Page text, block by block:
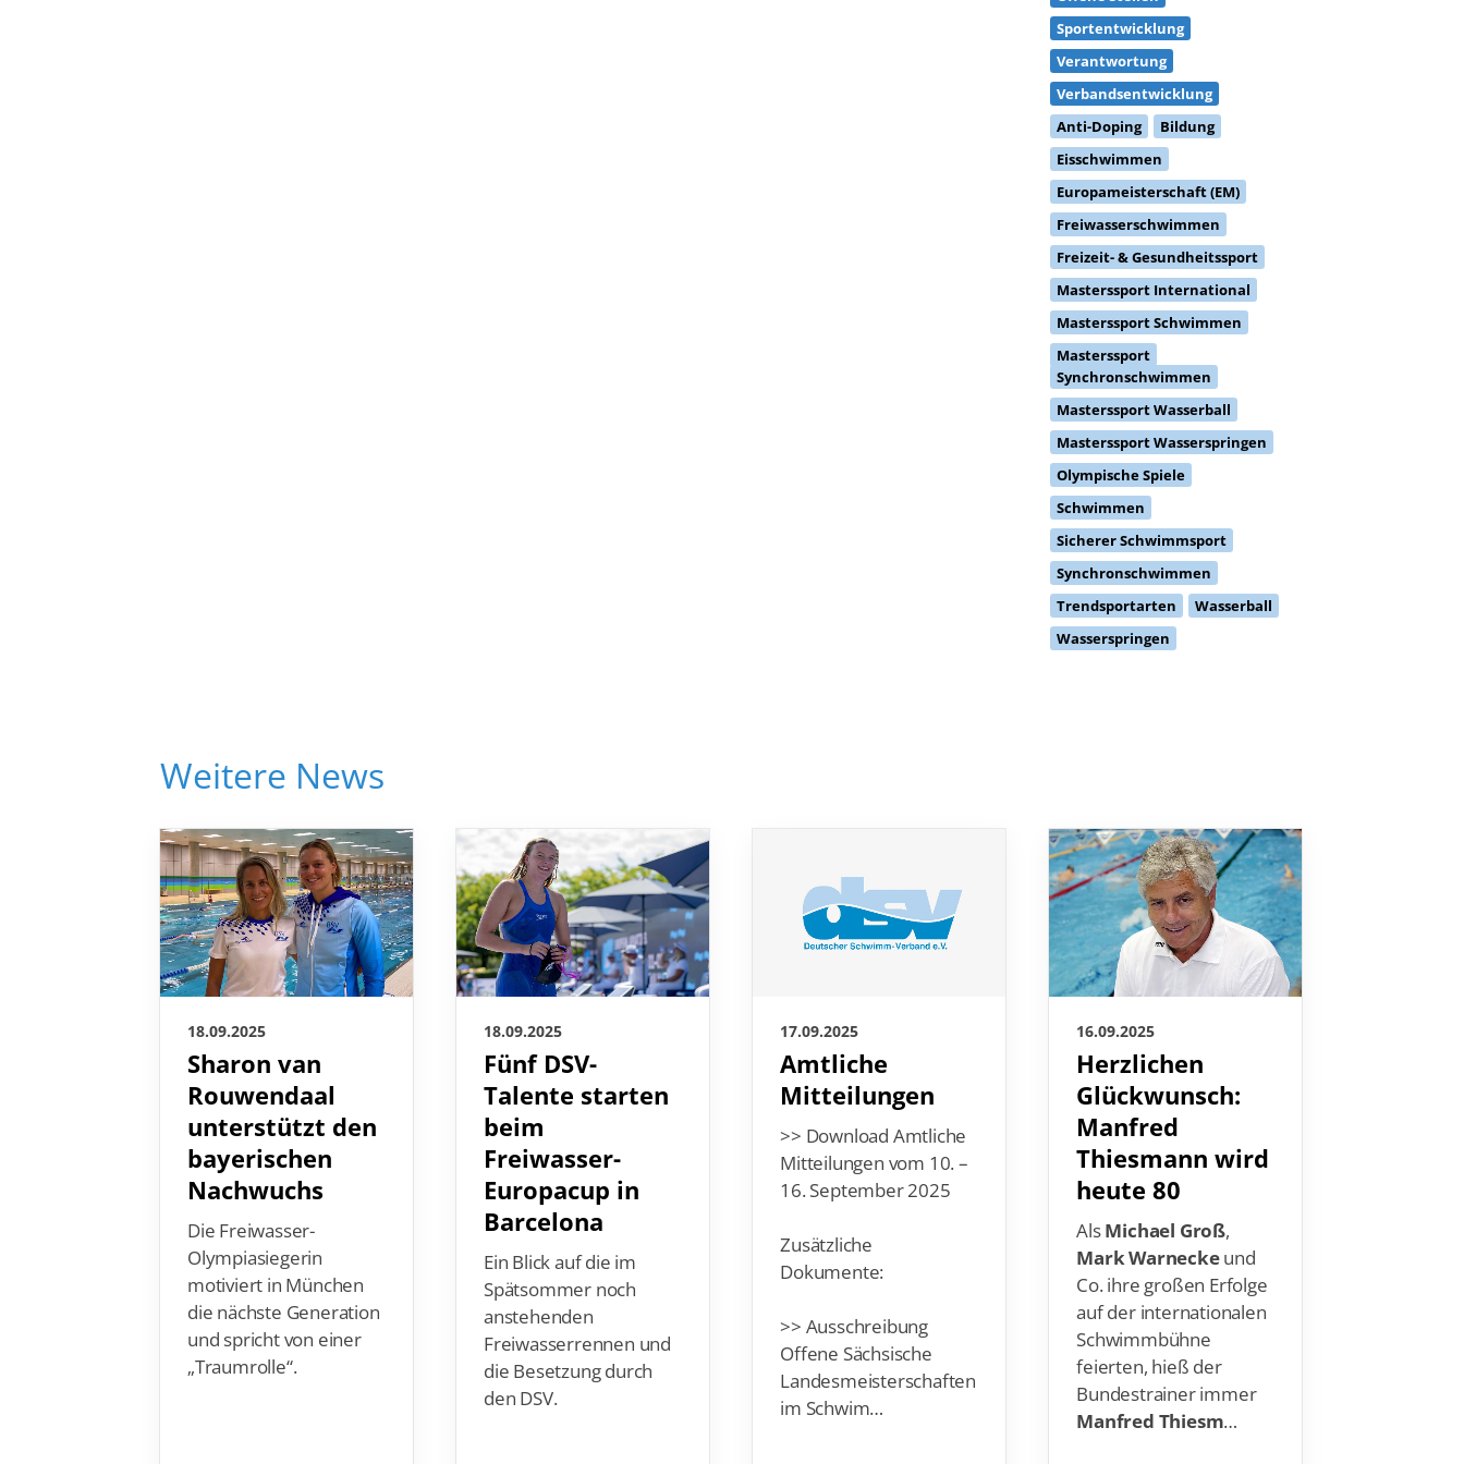
Sportentwicklung
Verantwortung
Verbandsentwicklung
Anti-Doping
Bildung
Eisschwimmen
Europameisterschaft (EM)
Freiwasserschwimmen
Freizeit- & Gesundheitssport
Masterssport International
Masterssport Schwimmen
Masterssport
Synchronschwimmen
Masterssport Wasserball
Masterssport Wasserspringen
Olympische Spiele
Schwimmen
Sicherer Schwimmsport
Synchronschwimmen
Trendsportarten
Wasserball
Wasserspringen
Weitere News
18.09.2025
Sharon van
Rouwendaal
unterstützt den
bayerischen
Nachwuchs
Die Freiwasser-
Olympiasiegerin
motiviert in München
die nächste Generation
und spricht von einer
„Traumrolle“.
18.09.2025
Fünf DSV-
Talente starten
beim
Freiwasser-
Europacup in
Barcelona
Ein Blick auf die im
Spätsommer noch
anstehenden
Freiwasserrennen und
die Besetzung durch
den DSV.
17.09.2025
Amtliche
Mitteilungen
>> Download Amtliche
Mitteilungen vom 10. –
16. September 2025
Zusätzliche
Dokumente:
>> Ausschreibung
Offene Sächsische
Landesmeisterschaften
im Schwim…
16.09.2025
Herzlichen
Glückwunsch:
Manfred
Thiesmann wird
heute 80
AlsMichael Groß,
Mark Warneckeund
Co. ihre großen Erfolge
auf der internationalen
Schwimmbühne
feierten, hieß der
Bundestrainer immer
Manfred Thiesm…